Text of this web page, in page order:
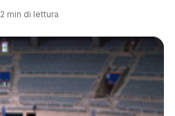
2 min di lettura